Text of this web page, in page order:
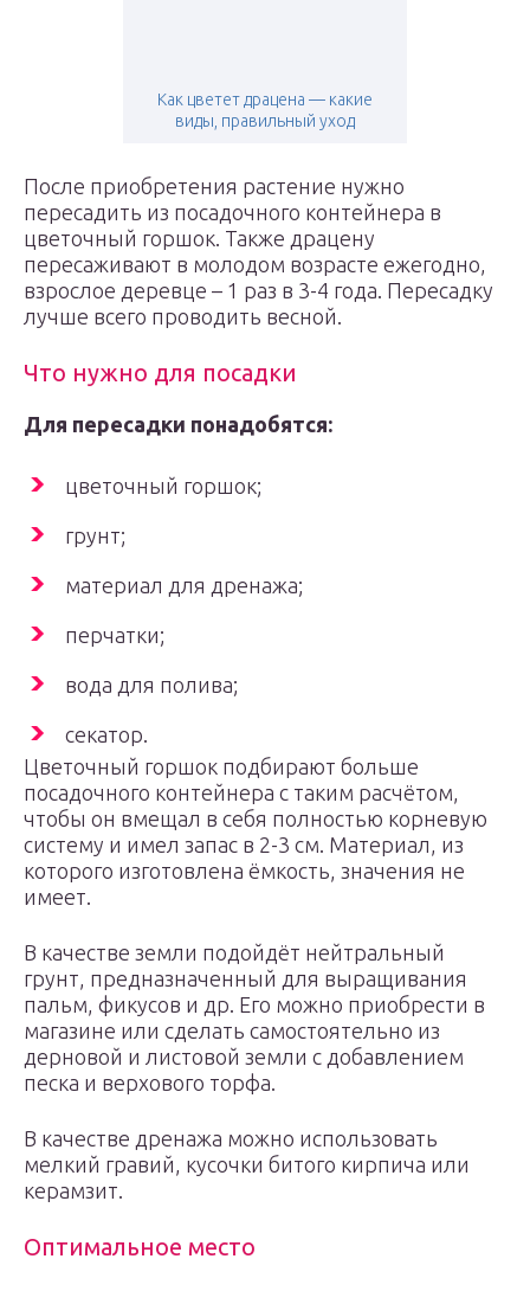
Как цветет драцена — какие
виды, правильный уход
После приобретения растение нужно
пересадить из посадочного контейнера в
цветочный горшок. Также драцену
пересаживают в молодом возрасте ежегодно,
взрослое деревце – 1 раз в 3-4 года. Пересадку
лучше всего проводить весной.
Что нужно для посадки
Для пересадки понадобятся:
цветочный горшок;
грунт;
материал для дренажа;
перчатки;
вода для полива;
секатор.
Цветочный горшок подбирают больше
посадочного контейнера с таким расчётом,
чтобы он вмещал в себя полностью корневую
систему и имел запас в 2-3 см. Материал, из
которого изготовлена ёмкость, значения не
имеет.
В качестве земли подойдёт нейтральный
грунт, предназначенный для выращивания
пальм, фикусов и др. Его можно приобрести в
магазине или сделать самостоятельно из
дерновой и листовой земли с добавлением
песка и верхового торфа.
В качестве дренажа можно использовать
мелкий гравий, кусочки битого кирпича или
керамзит.
Оптимальное место